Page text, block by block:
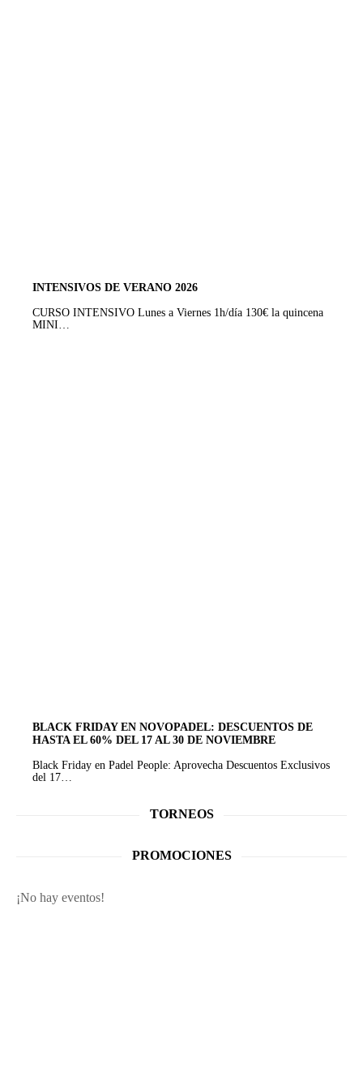
INTENSIVOS DE VERANO 2026
CURSO INTENSIVO Lunes a Viernes 1h/día 130€ la quincena
MINI…
BLACK FRIDAY EN NOVOPADEL: DESCUENTOS DE
HASTA EL 60% DEL 17 AL 30 DE NOVIEMBRE
Black Friday en Padel People: Aprovecha Descuentos Exclusivos
del 17…
TORNEOS
PROMOCIONES
¡No hay eventos!